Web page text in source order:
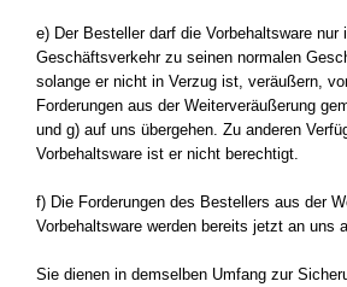
e) Der Besteller darf die Vorbehaltsware nur
Geschäftsverkehr zu seinen normalen
solange er nicht in Verzug ist, veräußern,
Forderungen aus der Weiterveräußerung
und g) auf uns übergehen. Zu anderen
Vorbehaltsware ist er nicht berechtigt.
f) Die Forderungen des Bestellers aus der
Vorbehaltsware werden bereits jetzt an uns
Sie dienen in demselben Umfang zur